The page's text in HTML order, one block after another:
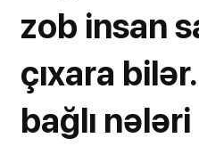
zob insan
çıxara
bağlı